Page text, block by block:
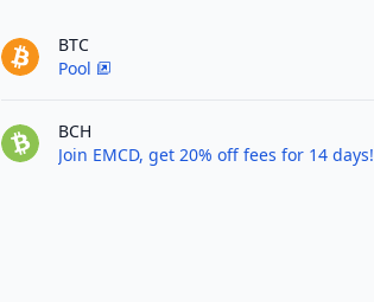
BTC
Pool
BCH
Join EMCD, get 20% off fees for 14 days!